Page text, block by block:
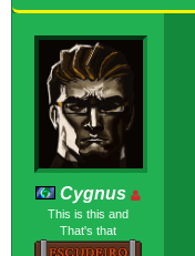
Cygnus
This is this and
That's that